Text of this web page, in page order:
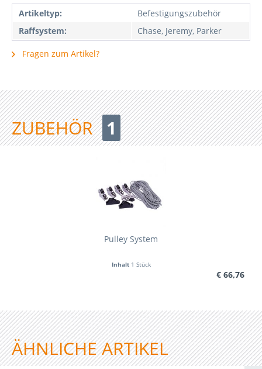
Artikeltyp:
Befestigungszubehör
Raffsystem:
Chase, Jeremy, Parker
Fragen zum Artikel?
ZUBEHÖR 1
Pulley System
Inhalt 1 Stück
€ 66,76
ÄHNLICHE ARTIKEL